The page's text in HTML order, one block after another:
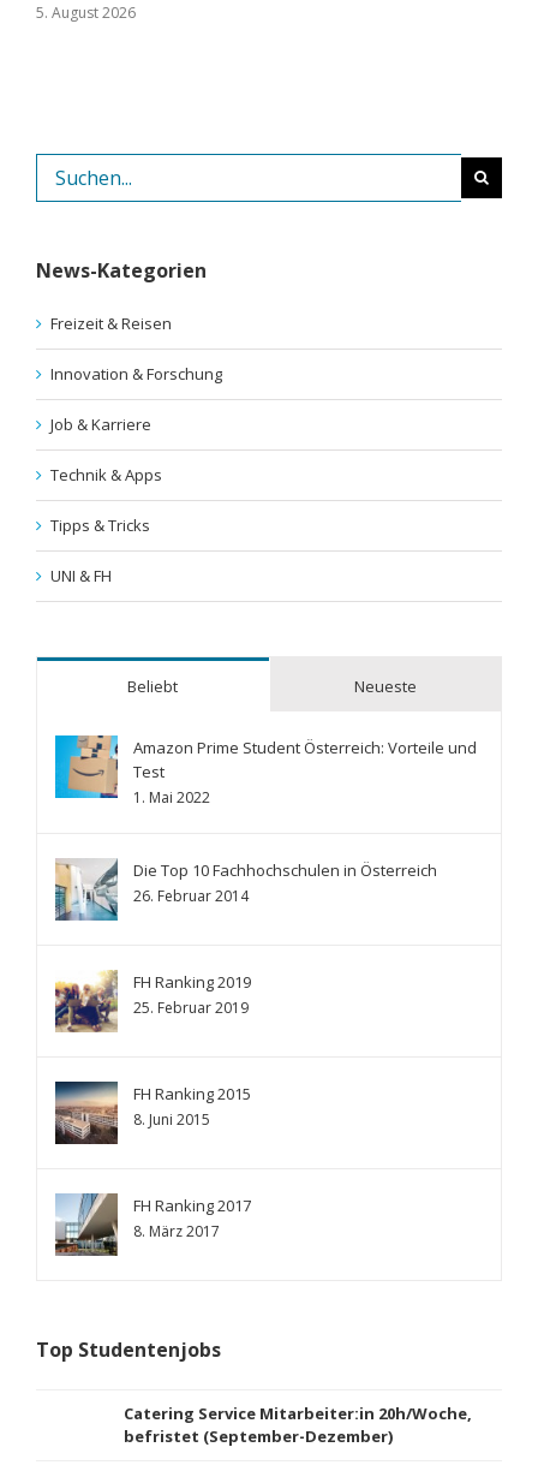
5. August 2026
nach:
News-Kategorien
Freizeit & Reisen
Innovation & Forschung
Job & Karriere
Technik & Apps
Tipps & Tricks
UNI & FH
Beliebt Neueste
Amazon Prime Student Österreich: Vorteile und
Test
1. Mai 2022
Die Top 10 Fachhochschulen in Österreich
26. Februar 2014
FH Ranking 2019
25. Februar 2019
FH Ranking 2015
8. Juni 2015
FH Ranking 2017
8. März 2017
Top Studentenjobs
Catering Service Mitarbeiter:in 20h/Woche,
befristet (September-Dezember)